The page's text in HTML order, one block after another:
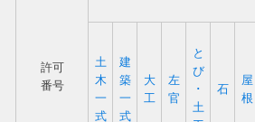
許可
番号
土
木
一
式
建
築
一
式
大
工
左
官
と
び
･
土
石
屋
根